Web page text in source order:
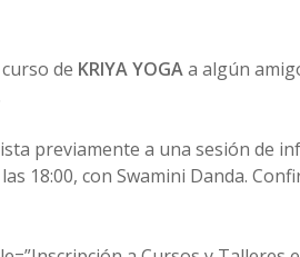
de KRIYA YOGAa algún
previamente a una sesión de
18:00, con Swamini Danda.